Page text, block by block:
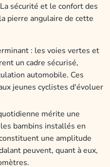
sécurité et le confort des
pierre angulaire de cette
: les voies vertes et
un cadre sécurisé,
automobile. Ces
jeunes cyclistes d'évoluer
mérite une
bambins installés en
une amplitude
peuvent, quant à eux,